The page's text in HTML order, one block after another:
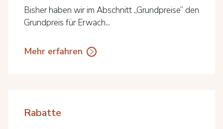
Bisher haben wir im Abschnitt „Grundpreise” den
Grundpreis für Erwach...
Mehr erfahren
Rabatte